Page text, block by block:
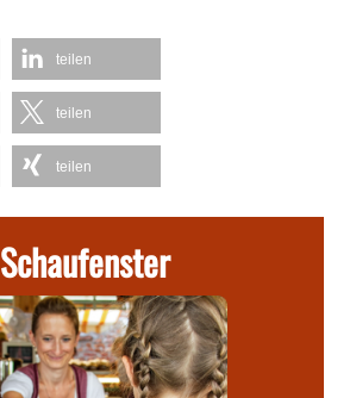
teilen
teilen
teilen
Schaufenster